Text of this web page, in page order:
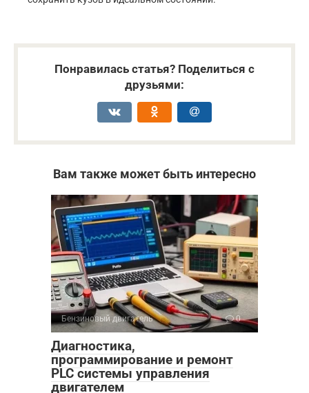
Понравилась статья? Поделиться с
друзьями:
Вам также может быть интересно
Бензиновый двигатель 0
Диагностика,
программирование и ремонт
PLC системы управления
двигателем